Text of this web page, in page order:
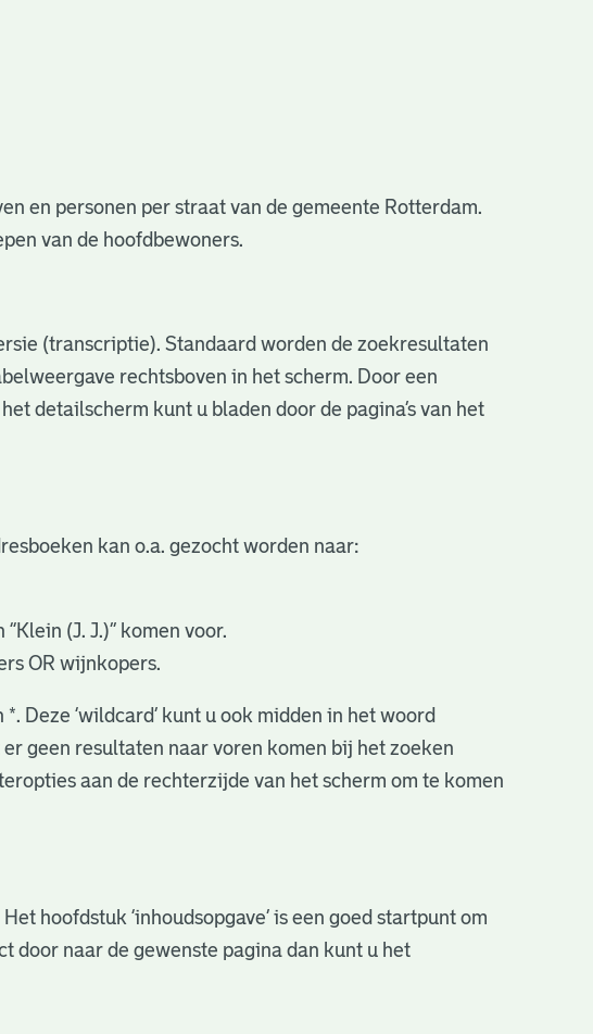
en personen per straat van de gemeente Rotterdam.
van de hoofdbewoners.
(transcriptie). Standaard worden de zoekresultaten
rechtsboven in het scherm. Door een
detailscherm kunt u bladen door de pagina’s van het
kan o.a. gezocht worden naar:
(J. J.)” komen voor.
OR wijnkopers.
Deze ‘wildcard’ kunt u ook midden in het woord
geen resultaten naar voren komen bij het zoeken
aan de rechterzijde van het scherm om te komen
hoofdstuk ‘inhoudsopgave’ is een goed startpunt om
door naar de gewenste pagina dan kunt u het